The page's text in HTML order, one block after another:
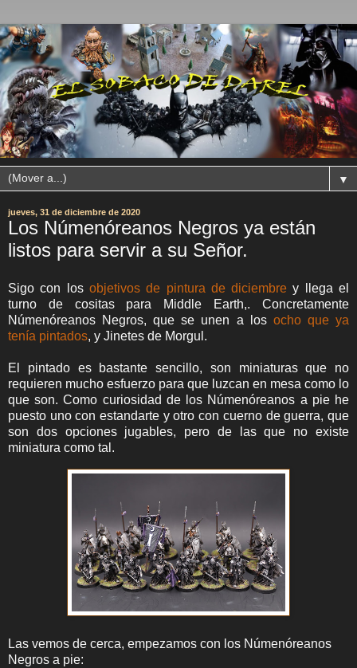
▼
jueves, 31 de diciembre de 2020
Los Númenóreanos Negros ya están
listos para servir a su Señor.
Sigo con los objetivos de pintura de diciembre y llega el
turno de cositas para Middle Earth,. Concretamente
Númenóreanos Negros, que se unen a los ocho que ya
tenía pintados, y Jinetes de Morgul.
El pintado es bastante sencillo, son miniaturas que no
requieren mucho esfuerzo para que luzcan en mesa como lo
que son. Como curiosidad de los Númenóreanos a pie he
puesto uno con estandarte y otro con cuerno de guerra, que
son dos opciones jugables, pero de las que no existe
miniatura como tal.
Las vemos de cerca, empezamos con los Númenóreanos
Negros a pie: